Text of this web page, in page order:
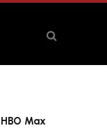
Max